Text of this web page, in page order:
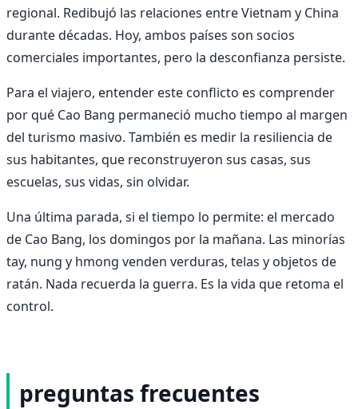
regional. Redibujó las relaciones entre Vietnam y China
durante décadas. Hoy, ambos países son socios
comerciales importantes, pero la desconfianza persiste.
Para el viajero, entender este conflicto es comprender
por qué Cao Bang permaneció mucho tiempo al margen
del turismo masivo. También es medir la resiliencia de
sus habitantes, que reconstruyeron sus casas, sus
escuelas, sus vidas, sin olvidar.
Una última parada, si el tiempo lo permite: el mercado
de Cao Bang, los domingos por la mañana. Las minorías
tay, nung y hmong venden verduras, telas y objetos de
ratán. Nada recuerda la guerra. Es la vida que retoma el
control.
preguntas frecuentes